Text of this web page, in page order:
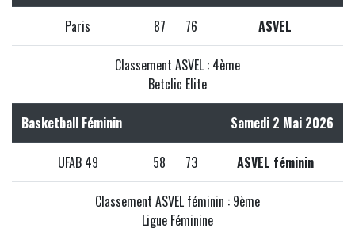
Paris 87 76 ASVEL
Classement ASVEL : 4ème
Betclic Elite
Basketball Féminin Samedi 2 Mai 2026
UFAB 49 58 73 ASVEL féminin
Classement ASVEL féminin : 9ème
Ligue Féminine